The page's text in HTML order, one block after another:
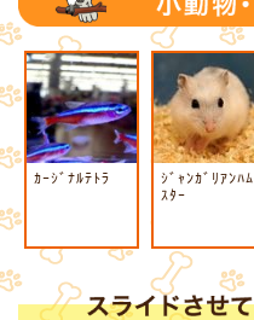
ｶｰｼﾞﾅﾙﾃﾄﾗ
ｼﾞｬﾝｶﾞﾘｱﾝﾊﾑ
ｽﾀｰ